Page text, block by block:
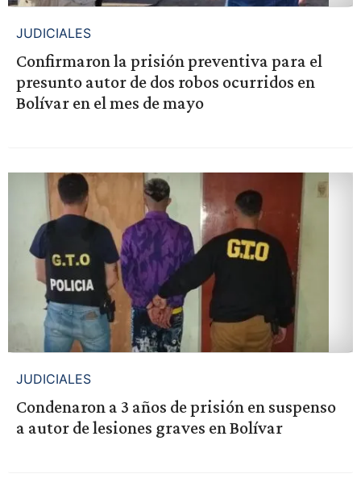
JUDICIALES
Confirmaron la prisión preventiva para el
presunto autor de dos robos ocurridos en
Bolívar en el mes de mayo
JUDICIALES
Condenaron a 3 años de prisión en suspenso
a autor de lesiones graves en Bolívar